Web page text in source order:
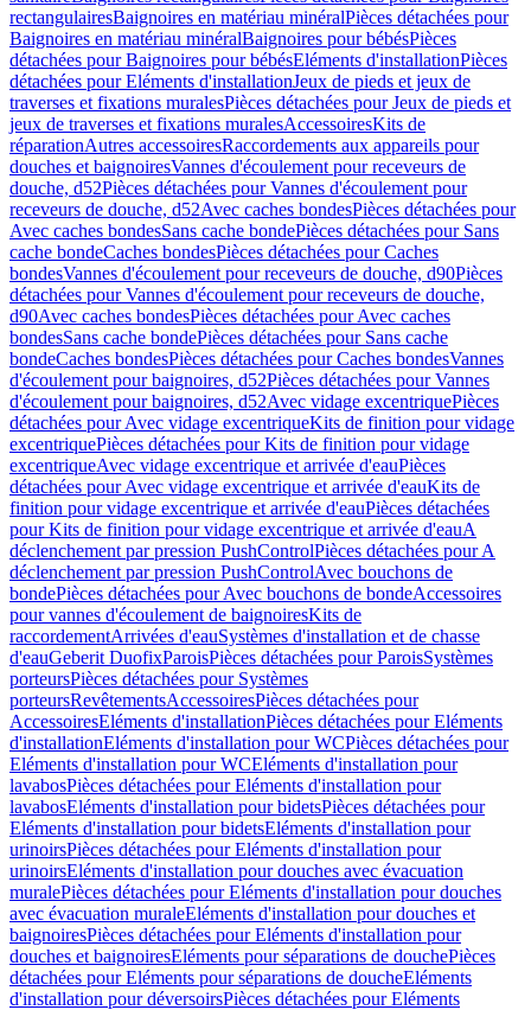
rectangulairesBaignoires en matériau minéralPièces détachées pour
Baignoires en matériau minéralBaignoires pour bébésPièces
détachées pour Baignoires pour bébésEléments d'installationPièces
détachées pour Eléments d'installationJeux de pieds et jeux de
traverses et fixations muralesPièces détachées pour Jeux de pieds et
jeux de traverses et fixations muralesAccessoiresKits de
réparationAutres accessoiresRaccordements aux appareils pour
douches et baignoiresVannes d'écoulement pour receveurs de
douche, d52Pièces détachées pour Vannes d'écoulement pour
receveurs de douche, d52Avec caches bondesPièces détachées pour
Avec caches bondesSans cache bondePièces détachées pour Sans
cache bondeCaches bondesPièces détachées pour Caches
bondesVannes d'écoulement pour receveurs de douche, d90Pièces
détachées pour Vannes d'écoulement pour receveurs de douche,
d90Avec caches bondesPièces détachées pour Avec caches
bondesSans cache bondePièces détachées pour Sans cache
bondeCaches bondesPièces détachées pour Caches bondesVannes
d'écoulement pour baignoires, d52Pièces détachées pour Vannes
d'écoulement pour baignoires, d52Avec vidage excentriquePièces
détachées pour Avec vidage excentriqueKits de finition pour vidage
excentriquePièces détachées pour Kits de finition pour vidage
excentriqueAvec vidage excentrique et arrivée d'eauPièces
détachées pour Avec vidage excentrique et arrivée d'eauKits de
finition pour vidage excentrique et arrivée d'eauPièces détachées
pour Kits de finition pour vidage excentrique et arrivée d'eauA
déclenchement par pression PushControlPièces détachées pour A
déclenchement par pression PushControlAvec bouchons de
bondePièces détachées pour Avec bouchons de bondeAccessoires
pour vannes d'écoulement de baignoiresKits de
raccordementArrivées d'eauSystèmes d'installation et de chasse
d'eauGeberit DuofixParoisPièces détachées pour ParoisSystèmes
porteursPièces détachées pour Systèmes
porteursRevêtementsAccessoiresPièces détachées pour
AccessoiresEléments d'installationPièces détachées pour Eléments
d'installationEléments d'installation pour WCPièces détachées pour
Eléments d'installation pour WCEléments d'installation pour
lavabosPièces détachées pour Eléments d'installation pour
lavabosEléments d'installation pour bidetsPièces détachées pour
Eléments d'installation pour bidetsEléments d'installation pour
urinoirsPièces détachées pour Eléments d'installation pour
urinoirsEléments d'installation pour douches avec évacuation
muralePièces détachées pour Eléments d'installation pour douches
avec évacuation muraleEléments d'installation pour douches et
baignoiresPièces détachées pour Eléments d'installation pour
douches et baignoiresEléments pour séparations de douchePièces
détachées pour Eléments pour séparations de doucheEléments
d'installation pour déversoirsPièces détachées pour Eléments